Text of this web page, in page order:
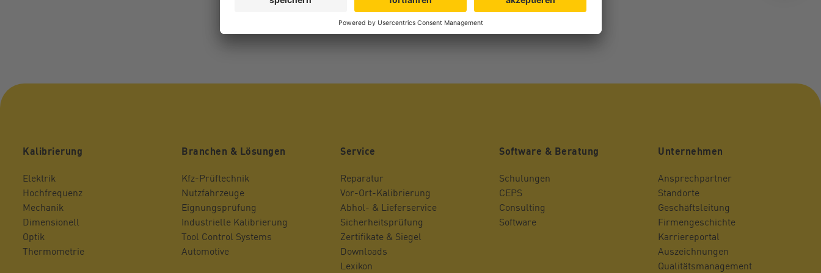
Kalibrierung
Elektrik
Hochfrequenz
Mechanik
Dimensionell
Optik
Thermometrie
Branchen & Lösungen
Kfz-Prüftechnik
Nutzfahrzeuge
Eignungsprüfung
Industrielle Kalibrierung
Tool Control Systems
Automotive
Service
Reparatur
Vor-Ort-Kalibrierung
Abhol- & Lieferservice
Sicherheitsprüfung
Zertifikate & Siegel
Downloads
Lexikon
Software & Beratung
Schulungen
CEPS
Consulting
Software
Unternehmen
Ansprechpartner
Standorte
Geschäftsleitung
Firmengeschichte
Karriereportal
Auszeichnungen
Qualitätsmanagement